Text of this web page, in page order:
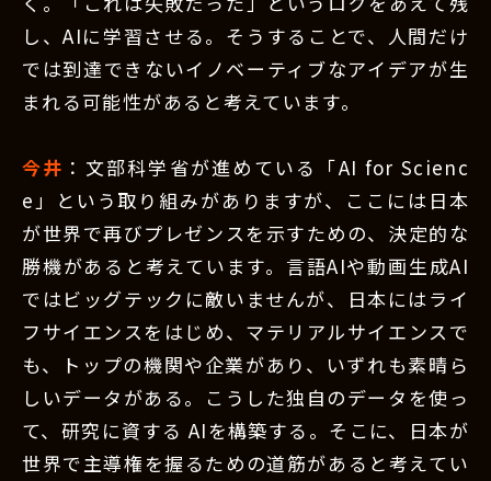
し、AIに学習させる。そうすることで、人間だけ
では到達できないイノベーティブなアイデアが生
まれる可能性があると考えています。
今井 ：文部科学省が進めている「AI for Scienc
e」という取り組みがありますが、ここには日本
が世界で再びプレゼンスを示すための、決定的な
勝機があると考えています。言語AIや動画生成AI
ではビッグテックに敵いませんが、日本にはライ
フサイエンスをはじめ、マテリアルサイエンスで
も、トップの機関や企業があり、いずれも素晴ら
しいデータがある。こうした独自のデータを使っ
て、研究に資する AIを構築する。そこに、日本が
世界で主導権を握るための道筋があると考えてい